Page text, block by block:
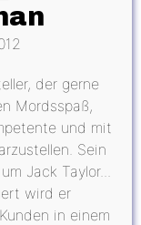
der gerne
Mordsspaß,
und mit
Sein
Jack Taylor...
wird er
in einem